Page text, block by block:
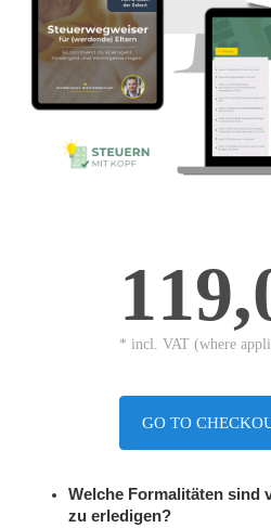
* incl. VAT (where
GO TO
Welche Formalitäten sind
zu erledigen?